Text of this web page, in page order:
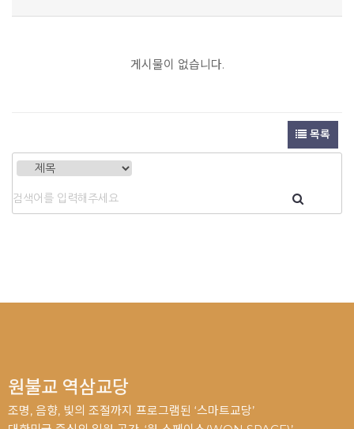
게시물이 없습니다.
목록
원불교 역삼교당
조명, 음향, 빛의 조절까지 프로그램된 ‘스마트교당’